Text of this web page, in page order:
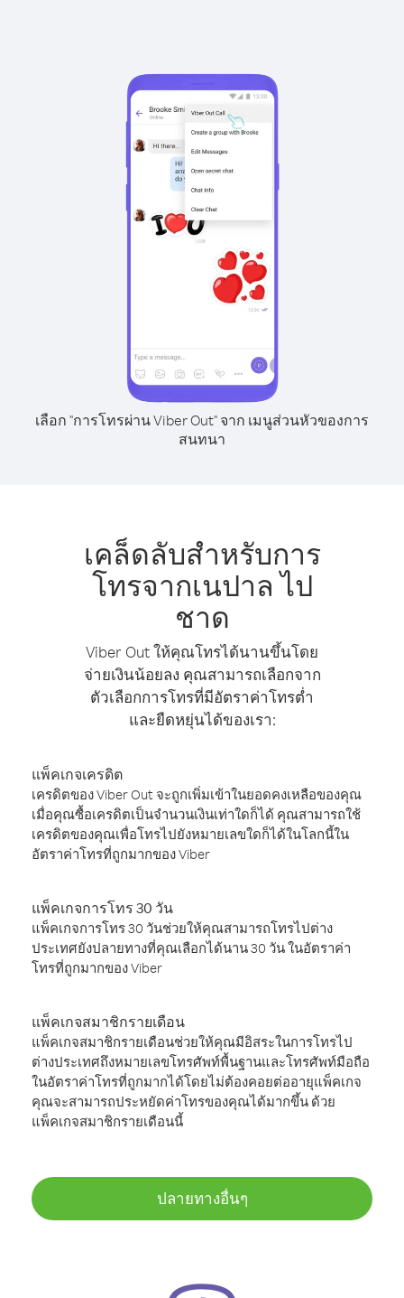
เลือก "การโทรผ่าน Viber Out" จาก เมนูส่วนหัวของการ
สนทนา
เคล็ดลับสำหรับการ
โทรจากเนปาล ไป
ชาด
Viber Out ให้คุณโทรได้นานขึ้นโดย
จ่ายเงินน้อยลง คุณสามารถเลือกจาก
ตัวเลือกการโทรที่มีอัตราค่าโทรต่ำ
และยืดหยุ่นได้ของเรา:
แพ็คเกจเครดิต
เครดิตของ Viber Out จะถูกเพิ่มเข้าในยอดคงเหลือของคุณ
เมื่อคุณซื้อเครดิตเป็นจำนวนเงินเท่าใดก็ได้ คุณสามารถใช้
เครดิตของคุณเพื่อโทรไปยังหมายเลขใดก็ได้ในโลกนี้ใน
อัตราค่าโทรที่ถูกมากของ Viber
แพ็คเกจการโทร 30 วัน
แพ็คเกจการโทร 30 วันช่วยให้คุณสามารถโทรไปต่าง
ประเทศยังปลายทางที่คุณเลือกได้นาน 30 วัน ในอัตราค่า
โทรที่ถูกมากของ Viber
แพ็คเกจสมาชิกรายเดือน
แพ็คเกจสมาชิกรายเดือนช่วยให้คุณมีอิสระในการโทรไป
ต่างประเทศถึงหมายเลขโทรศัพท์พื้นฐานและโทรศัพท์มือถือ
ในอัตราค่าโทรที่ถูกมากได้โดยไม่ต้องคอยต่ออายุแพ็คเกจ
คุณจะสามารถประหยัดค่าโทรของคุณได้มากขึ้น ด้วย
แพ็คเกจสมาชิกรายเดือนนี้
ปลายทางอื่นๆ